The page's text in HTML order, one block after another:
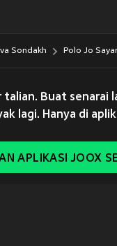
Sondakh Polo Jo
talian. Buat senarai
lagi. Hanya di
APLIKASI JOOX